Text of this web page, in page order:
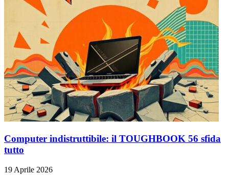
Computer indistruttibile: il TOUGHBOOK 56 sfida
tutto
19 Aprile 2026